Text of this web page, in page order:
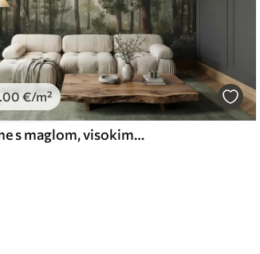
.00 €/m²
Ilustracija šume s maglom, visokim drvećem i stazom